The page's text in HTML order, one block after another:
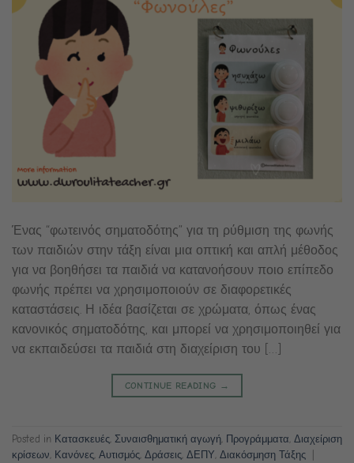
Ένας “φωτεινός σηματοδότης” για τη ρύθμιση της φωνής
των παιδιών στην τάξη είναι μια οπτική και απλή μέθοδος
για να βοηθήσει τα παιδιά να κατανοήσουν ποιο επίπεδο
φωνής πρέπει να χρησιμοποιούν σε διαφορετικές
καταστάσεις. Η ιδέα βασίζεται σε χρώματα, όπως ένας
κανονικός σηματοδότης, και μπορεί να χρησιμοποιηθεί για
να εκπαιδεύσει τα παιδιά στη διαχείριση του […]
CONTINUE READING →
Posted in Κατασκευές Συναισθηματική αγωγή Προγράμματα Διαχείριση
κρίσεων Κανόνες Αυτισμός Δράσεις ΔΕΠΥ Διακόσμηση Τάξης